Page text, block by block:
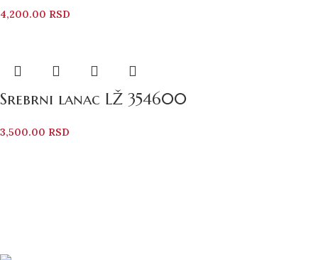
4,200.00 RSD
Srebrni lanac LŽ 354600
3,500.00 RSD